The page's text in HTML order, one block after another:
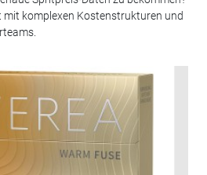
mit komplexen Kostenstrukturen und